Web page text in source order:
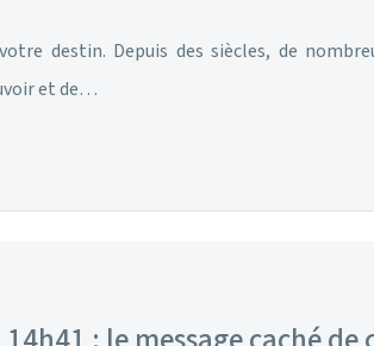
destin. Depuis des siècles, de
et de…